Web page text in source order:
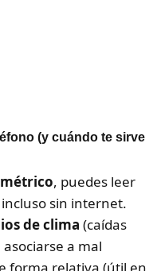
(y cuándo te sirve
, puedes leer
incluso sin internet.
de clima (caídas
a mal